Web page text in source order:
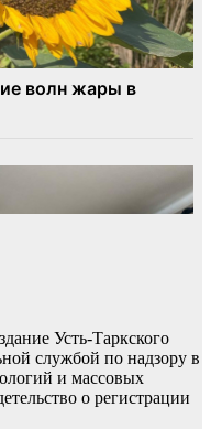
Усть-Таркского
службой по надзору в
и массовых
о регистрации